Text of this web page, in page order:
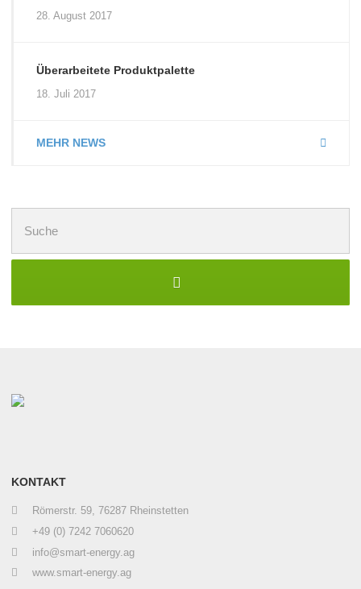
28. August 2017
Überarbeitete Produktpalette
18. Juli 2017
MEHR NEWS
nach:
KONTAKT
Römerstr. 59, 76287 Rheinstetten
+49 (0) 7242 7060620
info@smart-energy.ag
www.smart-energy.ag